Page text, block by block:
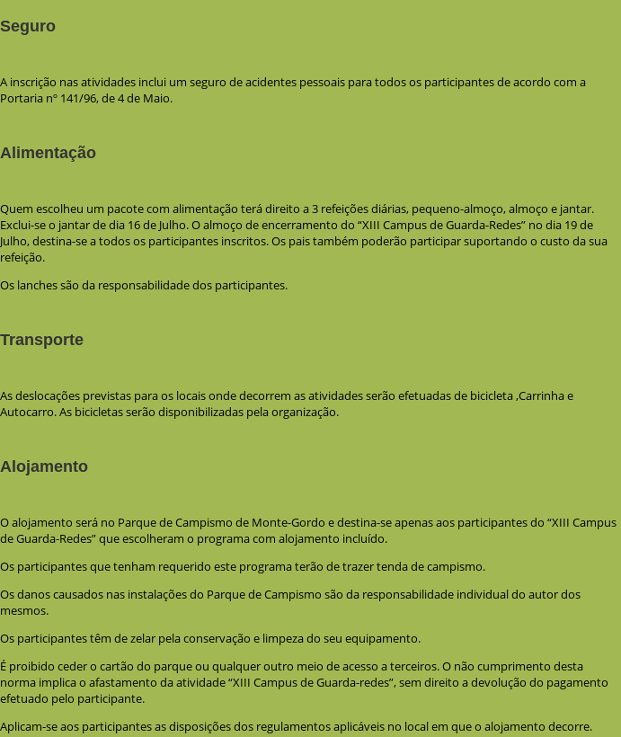
Seguro
A inscrição nas atividades inclui um seguro de acidentes pessoais para todos os participantes de acordo com a
Portaria nº 141/96, de 4 de Maio.
Alimentação
Quem escolheu um pacote com alimentação terá direito a 3 refeições diárias, pequeno-almoço, almoço e jantar.
Exclui-se o jantar de dia 16 de Julho. O almoço de encerramento do “XIII Campus de Guarda-Redes” no dia 19 de
Julho, destina-se a todos os participantes inscritos. Os pais também poderão participar suportando o custo da sua
refeição.
Os lanches são da responsabilidade dos participantes.
Transporte
As deslocações previstas para os locais onde decorrem as atividades serão efetuadas de bicicleta ,Carrinha e
Autocarro. As bicicletas serão disponibilizadas pela organização.
Alojamento
O alojamento será no Parque de Campismo de Monte-Gordo e destina-se apenas aos participantes do “XIII Campus
de Guarda-Redes” que escolheram o programa com alojamento incluído.
Os participantes que tenham requerido este programa terão de trazer tenda de campismo.
Os danos causados nas instalações do Parque de Campismo são da responsabilidade individual do autor dos
mesmos.
Os participantes têm de zelar pela conservação e limpeza do seu equipamento.
É proibido ceder o cartão do parque ou qualquer outro meio de acesso a terceiros. O não cumprimento desta
norma implica o afastamento da atividade “XIII Campus de Guarda-redes”, sem direito a devolução do pagamento
efetuado pelo participante.
Aplicam-se aos participantes as disposições dos regulamentos aplicáveis no local em que o alojamento decorre.